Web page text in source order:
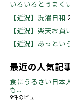
いろいろとうまく
【近況】洗濯日和
【近況】楽天お買
【近況】あっとい
最近の人気記
食にうるさい日本
も...
9件のビュー